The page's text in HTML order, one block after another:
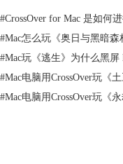
#CrossOver for Mac 是如何
#Mac怎么玩《奥日与黑暗
#Mac玩《逃生》为什么黑屏
#Mac电脑用CrossOver玩《
#Mac电脑用CrossOver玩《